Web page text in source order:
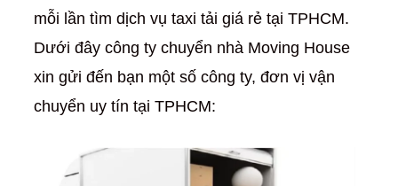
mỗi lần tìm dịch vụ taxi tải giá rẻ tại TPHCM.
Dưới đây công ty chuyển nhà Moving House
xin gửi đến bạn một số công ty, đơn vị vận
chuyển uy tín tại TPHCM: